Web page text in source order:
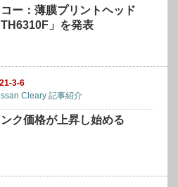
コー：薄膜プリントヘッド
TH6310F」を発表
3-6
Cleary 記事紹介
ク価格が上昇し始める